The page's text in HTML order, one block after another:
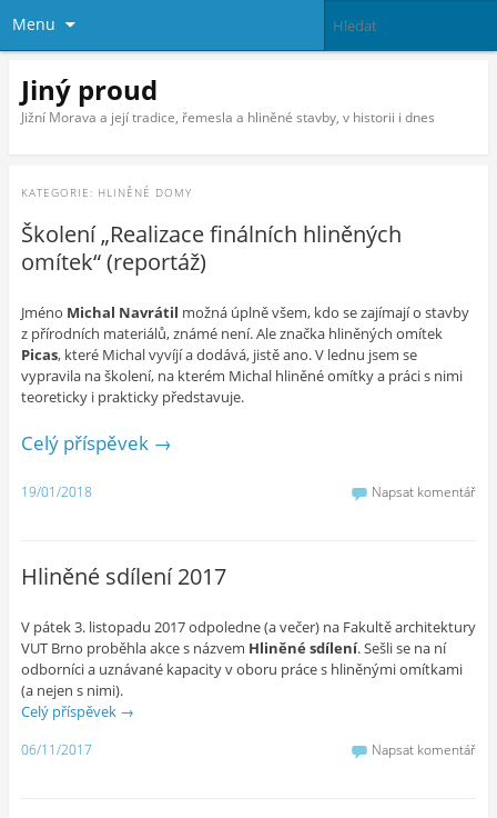
Menu
Jiný proud
Jižní Morava a její tradice, řemesla a hliněné stavby, v historii i dnes
KATEGORIE: HLINĚNÉ DOMY
Školení „Realizace finálních hliněných
omítek“ (reportáž)
Jméno Michal Navrátil možná úplně všem, kdo se zajímají o stavby
z přírodních materiálů, známé není. Ale značka hliněných omítek
Picas, které Michal vyvíjí a dodává, jistě ano. V lednu jsem se
vypravila na školení, na kterém Michal hliněné omítky a práci s nimi
teoreticky i prakticky představuje.
Celý příspěvek →
19/01/2018 Napsat komentář
Hliněné sdílení 2017
V pátek 3. listopadu 2017 odpoledne (a večer) na Fakultě architektury
VUT Brno proběhla akce s názvem Hliněné sdílení. Sešli se na ní
odborníci a uznávané kapacity v oboru práce s hliněnými omítkami
(a nejen s nimi).
Celý příspěvek →
06/11/2017 Napsat komentář